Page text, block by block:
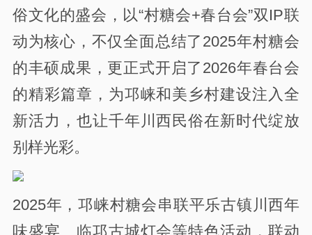
俗文化的盛会，以“村糖会+春台会”双IP联
动为核心，不仅全面总结了2025年村糖会
的丰硕成果，更正式开启了2026年春台会
的精彩篇章，为邛崃和美乡村建设注入全
新活力，也让千年川西民俗在新时代绽放
别样光彩。
2025年，邛崃村糖会串联平乐古镇川西年
味盛宴、临邛古城灯会等特色活动，联动